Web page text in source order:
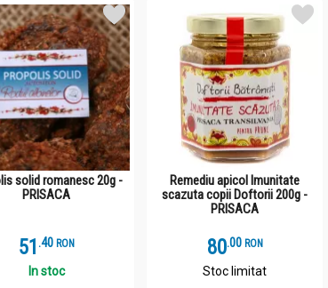
solid romanesc 20g -
PRISACA
51 .4 RON
In stoc
Remediu apicol Imunitate
scazuta copii Doftorii 200g -
PRISACA
80.0 RON
Stoc limitat